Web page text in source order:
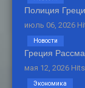
Полиция
июль 06, 2026
Греция
мая 12, 2026
Новости
Экономика